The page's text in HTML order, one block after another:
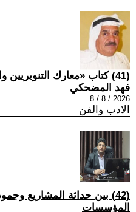
(41) كتاب «معارك التنويريين والأصوليين في أوروبا»
فهد المضحكي
2026 / 8 / 8
الادب والفن
(42) بين حداثة المشاريع
المؤسسات